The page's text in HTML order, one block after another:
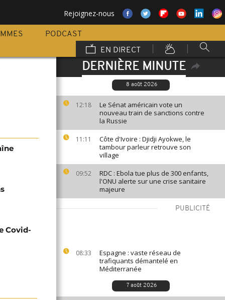
Rejoignez-nous
PODCAST
EN DIRECT
DERNIÈRE MINUTE
8 août 2026
12:18
Le Sénat américain vote un
nouveau train de sanctions contre
la Russie
11:11
Côte d'Ivoire : Djidji Ayokwe, le
tambour parleur retrouve son
village
09:52
RDC : Ebola tue plus de 300 enfants,
l'ONU alerte sur une crise sanitaire
majeure
PUBLICITÉ
08:33
Espagne : vaste réseau de
trafiquants démantelé en
Méditerranée
7 août 2026
Covid-